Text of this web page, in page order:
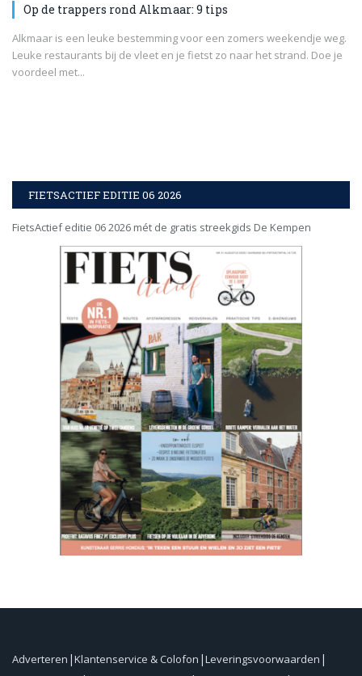
Op de trappers rond Alkmaar: 9 tips
Alkmaar is een leuke bestemming voor een zomers weekendje weg.
Leuke restaurants bij de vleet en je fietst zo naar het strand. Doe je
voordeel met...
FIETSACTIEF EDITIE 06 2026
FietsActief editie 06 2026 mét de gratis streekgids De Kempen
Adverteren Klantenservice & Colofon Leveringsvoorwaarden